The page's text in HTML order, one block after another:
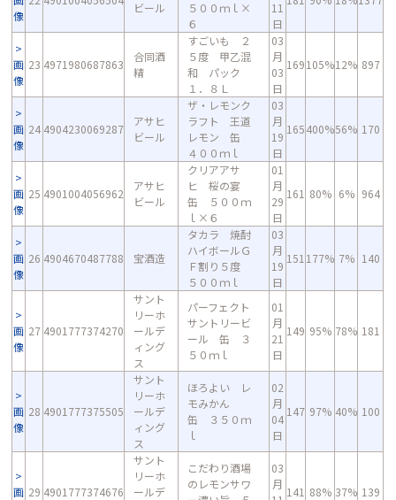
像
ビール
５００ｍｌ×
６
11
日
画
像
23 4971980687863
合同酒
精
すごいも ２
５度 甲乙混
和 パック
１．８Ｌ
03
月
03
日
169105%12% 897
画
像
24 4904230069287
アサヒ
ビール
ザ・レモンク
ラフト 王道
レモン 缶
４００ｍｌ
03
月
19
日
165400%56% 170
画
像
25 4901004056962
アサヒ
ビール
クリアアサ
ヒ 桜の宴
缶 ５００ｍ
ｌ×６
01
月
29
日
161 80% 6% 964
画
像
26 4904670487788 宝酒造
タカラ 焼酎
ハイボールＧ
Ｆ割り５度
５００ｍｌ
03
月
19
日
151 177% 7% 140
画
像
27 4901777374270
サント
リーホ
ールデ
ィング
ス
パーフェクト
サントリービ
ール 缶 ３
５０ｍｌ
01
月
21
日
149 95% 78% 181
画
像
28 4901777375505
サント
リーホ
ールデ
ィング
ス
ほろよい レ
モみかん
缶 ３５０ｍ
ｌ
02
月
04
日
147 97% 40% 100
画 29 4901777374676
サント
リーホ
ールデ
こだわり酒場
のレモンサワ
03
月
141 88% 37% 139